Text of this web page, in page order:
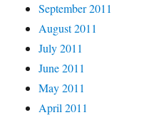
September 2011
August 2011
July 2011
June 2011
May 2011
April 2011